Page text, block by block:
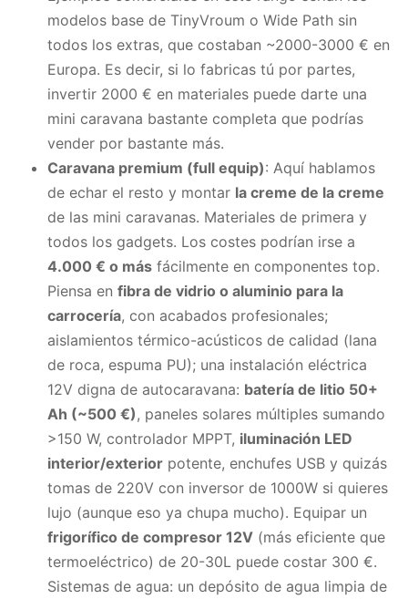
modelos base de TinyVroum o Wide Path sin
todos los extras, que costaban ~2000-3000 € en
Europa. Es decir, si lo fabricas tú por partes,
invertir 2000 € en materiales puede darte una
mini caravana bastante completa que podrías
vender por bastante más.
Caravana premium (full equip): Aquí hablamos
de echar el resto y montar la creme de la creme
de las mini caravanas. Materiales de primera y
todos los gadgets. Los costes podrían irse a
4.000 € o más fácilmente en componentes top.
Piensa en fibra de vidrio o aluminio para la
carrocería, con acabados profesionales;
aislamientos térmico-acústicos de calidad (lana
de roca, espuma PU); una instalación eléctrica
12V digna de autocaravana: batería de litio 50+
Ah (~500 €), paneles solares múltiples sumando
>150 W, controlador MPPT, iluminación LED
interior/exterior potente, enchufes USB y quizás
tomas de 220V con inversor de 1000W si quieres
lujo (aunque eso ya chupa mucho). Equipar un
frigorífico de compresor 12V (más eficiente que
termoeléctrico) de 20-30L puede costar 300 €.
Sistemas de agua: un depósito de agua limpia de